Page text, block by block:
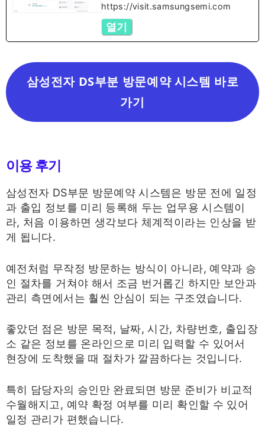
https://visit.samsungsemi.com
열기
삼성전자 DS부분 방문예약 시스템 바로
가기
이용 후기
삼성전자 DS부문 방문예약 시스템은 방문 전에 일정
과 출입 정보를 미리 등록해 두는 업무용 시스템이
라, 처음 이용하면 생각보다 체계적이라는 인상을 받
게 됩니다.
예전처럼 무작정 방문하는 방식이 아니라, 예약과 승
인 절차를 거쳐야 해서 조금 번거롭긴 하지만 보안과
관리 측면에서는 훨씬 안심이 되는 구조였습니다.
좋았던 점은 방문 목적, 날짜, 시간, 차량번호, 출입장
소 같은 정보를 온라인으로 미리 입력할 수 있어서
현장에 도착했을 때 절차가 깔끔하다는 것입니다.
특히 담당자의 승인만 완료되면 방문 준비가 비교적
수월해지고, 예약 확정 여부를 미리 확인할 수 있어
일정 관리가 편했습니다.